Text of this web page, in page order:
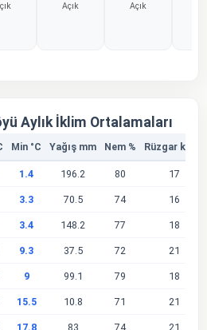
Açık Açık
Aylık İklim Ortalamaları
Min °C Yağış mm Nem % Rüzgar km/s
1.4 196.2 80 17
3.3 70.5 74 16
3.4 148.2 77 18
9.3 37.5 72 21
9 99.1 79 18
15.5 10.8 71 21
17.8 83 74 21